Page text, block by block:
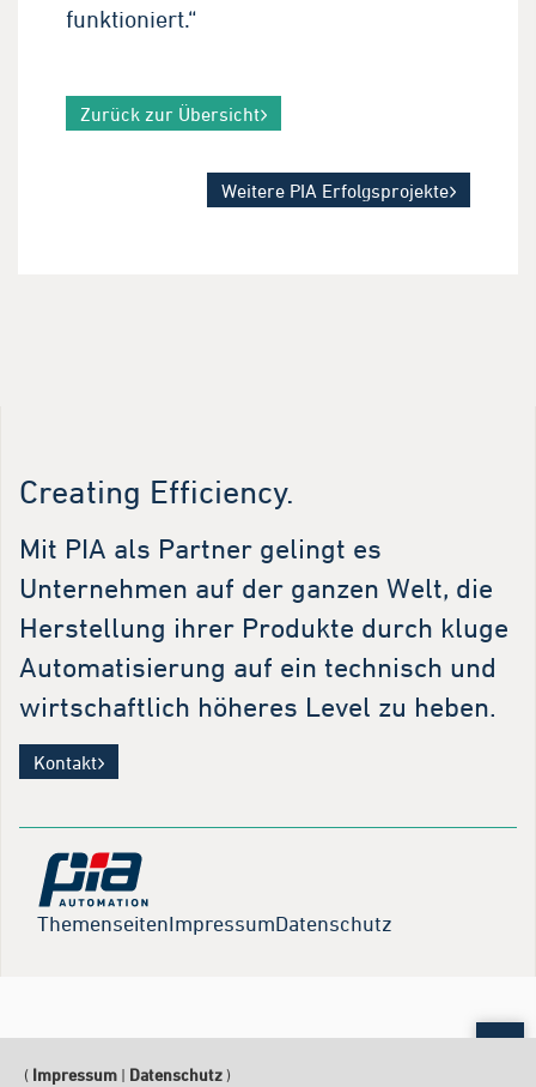
funktioniert.“
Zurück zur Übersicht
Weitere PIA Erfolgsprojekte
Creating Efficiency.
Mit PIA als Partner gelingt es
Unternehmen auf der ganzen Welt, die
Herstellung ihrer Produkte durch kluge
Automatisierung auf ein technisch und
wirtschaftlich höheres Level zu heben.
Kontakt
ThemenseitenImpressumDatenschutz
( Impressum | Datenschutz)